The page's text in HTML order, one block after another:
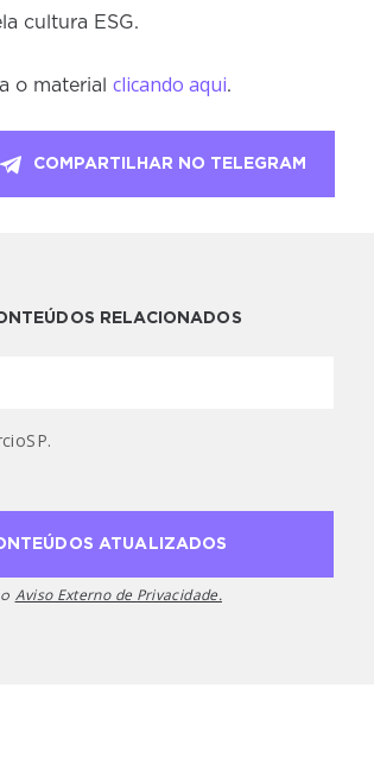
cultura ESG.
o material clicando aqui.
COMPARTILHAR NO TELEGRAM
RELACIONADOS
Aviso Externo de Privacidade.